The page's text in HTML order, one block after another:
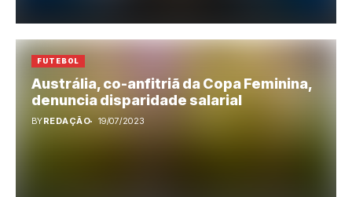
FUTEBOL
Austrália, co-anfitriã da Copa Feminina,
denuncia disparidade salarial
BYREDAÇÃO 19/07/2023